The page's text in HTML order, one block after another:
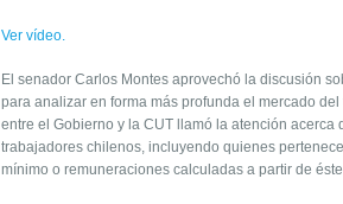
Ver vídeo.
El senador Carlos Montes aprovechó la discusión
para analizar en forma más profunda el mercado
entre el Gobierno y la CUT llamó la atención
trabajadores chilenos, incluyendo quienes
mínimo o remuneraciones calculadas a partir de